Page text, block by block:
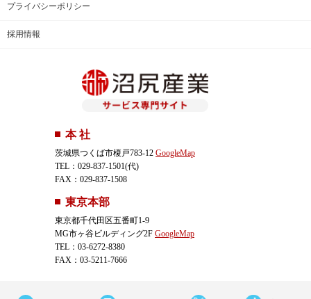
プライバシーポリシー
採用情報
本 社
茨城県つくば市榎戸783-12 GoogleMap
TEL：029-837-1501(代)
FAX：029-837-1508
東京本部
東京都千代田区五番町1-9
MG市ヶ谷ビルディング2F GoogleMap
TEL：03-6272-8380
FAX：03-5211-7666